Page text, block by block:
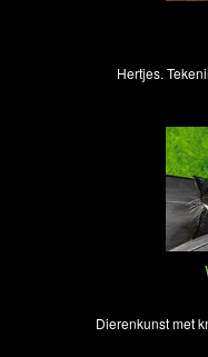
Hertjes.
Dierenkunst met